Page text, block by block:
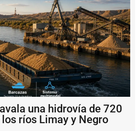
una hidrovía de 720
ríos Limay y Negro